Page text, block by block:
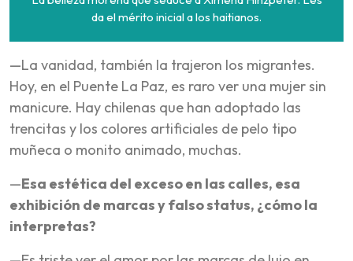
da el mérito inicial a los haitianos.
—La vanidad, también la trajeron los migrantes.
Hoy, en el Puente La Paz, es raro ver una mujer sin
manicure. Hay chilenas que han adoptado las
trencitas y los colores artificiales de pelo tipo
muñeca o monito animado, muchas.
—Esa estética del exceso en las calles, esa
exhibición de marcas y falso status, ¿cómo la
interpretas?